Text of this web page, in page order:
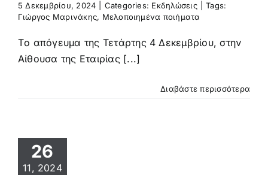
5 Δεκεμβρίου, 2024 Categories: Εκδηλώσεις
Tags:
Γιώργος Μαρινάκης, Μελοποιημένα ποιήματα
Tο απόγευμα της Τετάρτης 4 Δεκεμβρίου, στην
Αίθουσα της Εταιρίας [...]
Διαβάστε περισσότερα
26
11, 2024